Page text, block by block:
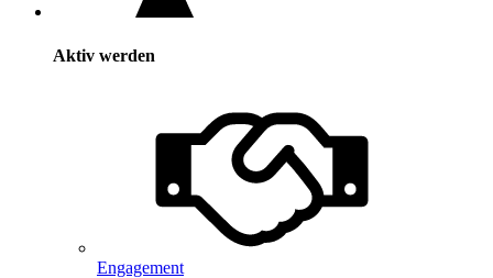
Aktiv werden
Engagement